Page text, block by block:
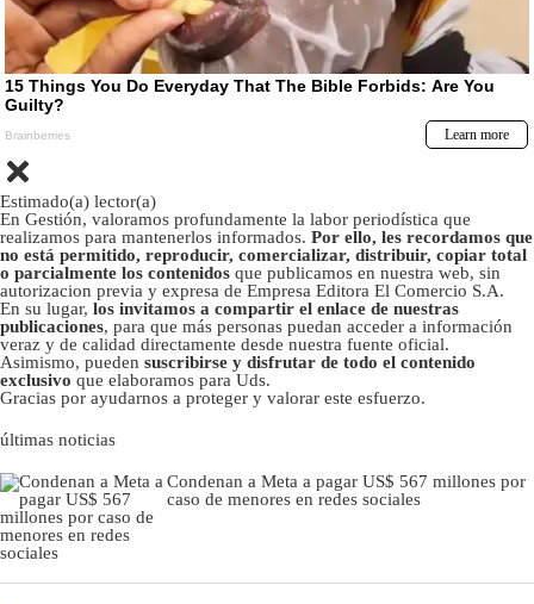
Estimado(a) lector(a)
En Gestión, valoramos profundamente la labor periodística que
realizamos para mantenerlos informados. Por ello, les recordamos que
no está permitido, reproducir, comercializar, distribuir, copiar total
o parcialmente los contenidos que publicamos en nuestra web, sin
autorizacion previa y expresa de Empresa Editora El Comercio S.A.
En su lugar, los invitamos a compartir el enlace de nuestras
publicaciones, para que más personas puedan acceder a información
veraz y de calidad directamente desde nuestra fuente oficial.
Asimismo, pueden suscribirse y disfrutar de todo el contenido
exclusivo que elaboramos para Uds.
Gracias por ayudarnos a proteger y valorar este esfuerzo.
últimas noticias
Condenan a Meta a pagar US$ 567 millones por
caso de menores en redes sociales